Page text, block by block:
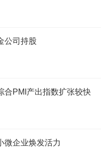
公司持股
合PMI产出指数扩张较快
微企业焕发活力